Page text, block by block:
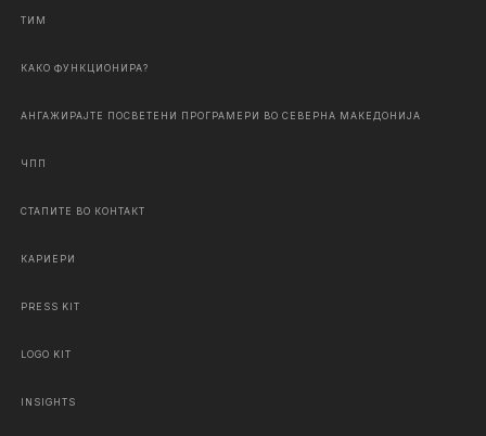
ТИМ
КАКО ФУНКЦИОНИРА?
АНГАЖИРАЈТЕ ПОСВЕТЕНИ ПРОГРАМЕРИ ВО СЕВЕРНА МАКЕДОНИЈА
ЧПП
СТАПИТЕ ВО КОНТАКТ
КАРИЕРИ
PRESS KIT
LOGO KIT
INSIGHTS